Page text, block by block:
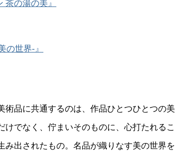
茶の湯の美』
の世界-』
品に共通するのは、作品ひとつひとつの美
でなく、佇まいそのものに、心打たれるこ
み出されたもの。名品が織りなす美の世界を